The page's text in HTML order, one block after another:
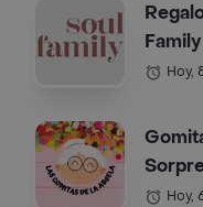
Hoy,
Hoy,